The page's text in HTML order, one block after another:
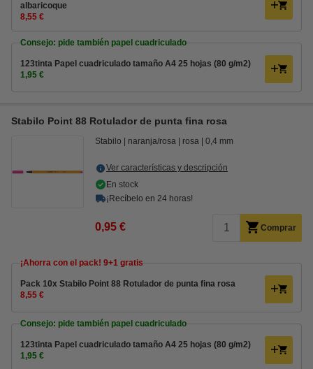
albaricoque
8,55 €
Consejo: pide también papel cuadriculado
123tinta Papel cuadriculado tamaño A4 25 hojas (80 g/m2)
1,95 €
Stabilo Point 88 Rotulador de punta fina rosa
Stabilo naranja/rosa rosa 0,4 mm
Ver características y descripción
En stock
¡Recíbelo en 24 horas!
0,95 € Comprar
¡Ahorra con el pack! 9+1 gratis
Pack 10x Stabilo Point 88 Rotulador de punta fina rosa
8,55 €
Consejo: pide también papel cuadriculado
123tinta Papel cuadriculado tamaño A4 25 hojas (80 g/m2)
1,95 €